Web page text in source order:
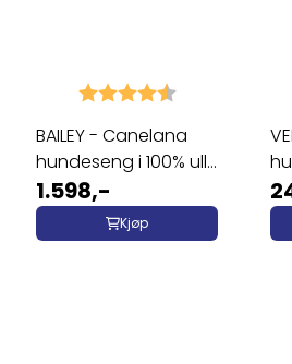
Karakter: 4.8 av 5 mulige
BAILEY - Canelana
hundeseng i 100% ull
med ...
1.598,-
Kjøp